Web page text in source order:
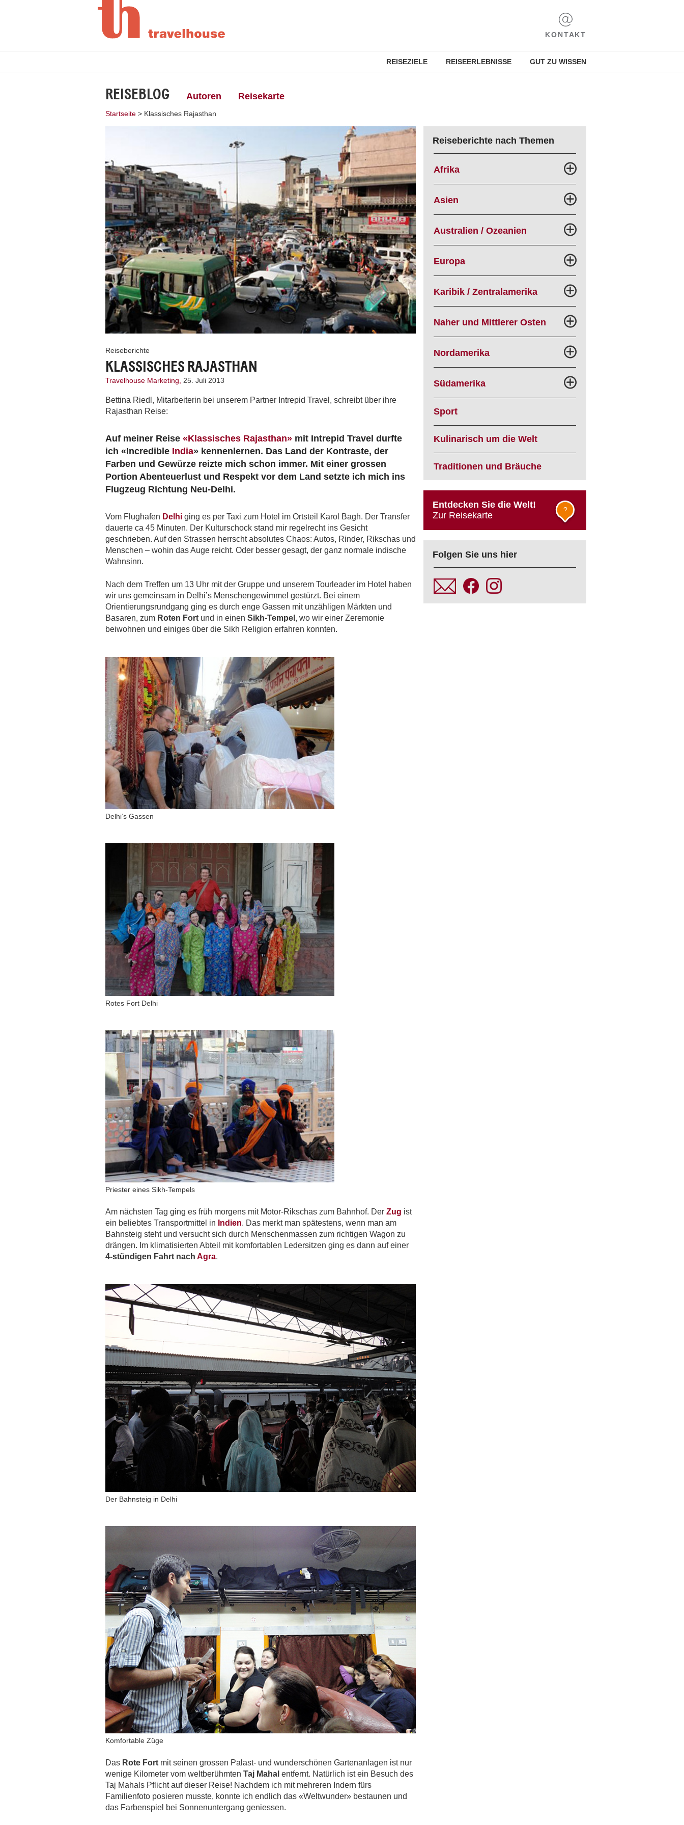
KONTAKT
REISEZIELE REISEERLEBNISSE GUT ZU WISSEN
REISEBLOG Autoren Reisekarte
Startseite > Klassisches Rajasthan
Reiseberichte
KLASSISCHES RAJASTHAN
Travelhouse Marketing, 25. Juli 2013
Bettina Riedl, Mitarbeiterin bei unserem Partner Intrepid Travel, schreibt über ihre
Rajasthan Reise:
Auf meiner Reise «Klassisches Rajasthan» mit Intrepid Travel durfte
ich «Incredible India» kennenlernen. Das Land der Kontraste, der
Farben und Gewürze reizte mich schon immer. Mit einer grossen
Portion Abenteuerlust und Respekt vor dem Land setzte ich mich ins
Flugzeug Richtung Neu-Delhi.
Vom Flughafen Delhi ging es per Taxi zum Hotel im Ortsteil Karol Bagh. Der Transfer
dauerte ca 45 Minuten. Der Kulturschock stand mir regelrecht ins Gesicht
geschrieben. Auf den Strassen herrscht absolutes Chaos: Autos, Rinder, Rikschas und
Menschen – wohin das Auge reicht. Oder besser gesagt, der ganz normale indische
Wahnsinn.
Nach dem Treffen um 13 Uhr mit der Gruppe und unserem Tourleader im Hotel haben
wir uns gemeinsam in Delhi’s Menschengewimmel gestürzt. Bei einem
Orientierungsrundgang ging es durch enge Gassen mit unzähligen Märkten und
Basaren, zum Roten Fort und in einen Sikh-Tempel , wo wir einer Zeremonie
beiwohnen und einiges über die Sikh Religion erfahren konnten.
Delhi’s Gassen
Rotes Fort Delhi
Priester eines Sikh-Tempels
Am nächsten Tag ging es früh morgens mit Motor-Rikschas zum Bahnhof. Der Zug ist
ein beliebtes Transportmittel in Indien. Das merkt man spätestens, wenn man am
Bahnsteig steht und versucht sich durch Menschenmassen zum richtigen Wagon zu
drängen. Im klimatisierten Abteil mit komfortablen Ledersitzen ging es dann auf einer
4-stündigen Fahrt nach Agra.
Der Bahnsteig in Delhi
Komfortable Züge
Das Rote Fort mit seinen grossen Palast- und wunderschönen Gartenanlagen ist nur
wenige Kilometer vom weltberühmten Taj Mahal entfernt. Natürlich ist ein Besuch des
Taj Mahals Pflicht auf dieser Reise! Nachdem ich mit mehreren Indern fürs
Familienfoto posieren musste, konnte ich endlich das «Weltwunder» bestaunen und
das Farbenspiel bei Sonnenuntergang geniessen.
Reiseberichte nach Themen
Afrika
Asien
Australien / Ozeanien
Europa
Karibik / Zentralamerika
Naher und Mittlerer Osten
Nordamerika
Südamerika
Sport
Kulinarisch um die Welt
Traditionen und Bräuche
Entdecken Sie die Welt!
Zur Reisekarte
?
Folgen Sie uns hier